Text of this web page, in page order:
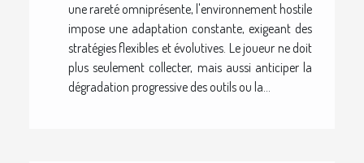
une rareté omniprésente, l'environnement hostile
impose une adaptation constante, exigeant des
stratégies flexibles et évolutives. Le joueur ne doit
plus seulement collecter, mais aussi anticiper la
dégradation progressive des outils ou la...